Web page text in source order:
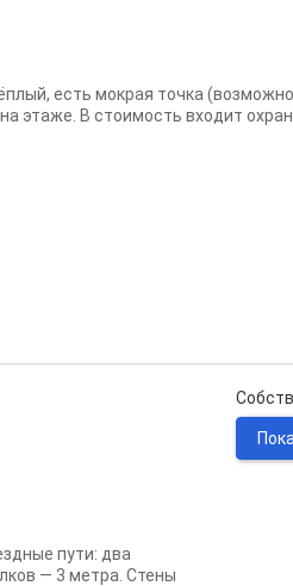
есть мокрая точка
этаже. В стоимость входит
пути: два
— 3 метра. Стены